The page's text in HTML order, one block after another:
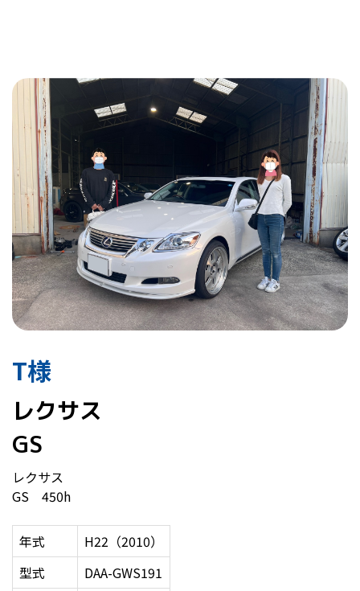
T様
レクサス
GS
レクサス
GS 450h
年式
H22（2010）
型式
DAA-GWS191